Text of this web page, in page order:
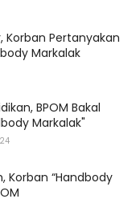
Korban Pertanyakan
Markalak
BPOM Bakal
Markalak"
Korban “Handbody